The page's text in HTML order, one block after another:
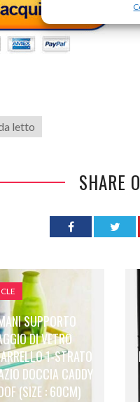
letto
SHARE
SUPPORTO
DI VETRO
1-STRATO
DOCCIA CADDY
(SIZE : 60CM)